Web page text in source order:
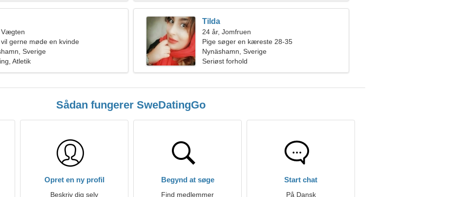
Vægten
gerne møde en kvinde
Sverige
Atletik
Tilda
24 år, Jomfruen
Pige søger en kæreste 28-35
Nynäshamn, Sverige
Seriøst forhold
Sådan fungerer SweDatingGo
Opret en ny profil
Beskriv dig selv
Begynd at søge
Find medlemmer
Start chat
På Dansk